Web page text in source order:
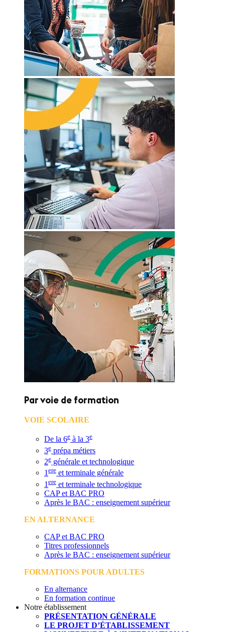
Par voie de formation
VOIE SCOLAIRE
De la 6e à la 3e
3e prépa métiers
2e générale et technologique
1 ere et terminale générale
1 ere et terminale technologique
CAP et BAC PRO
Après le BAC : enseignement supérieur
EN ALTERNANCE
CAP et BAC PRO
Titres professionnels
Après le BAC : enseignement supérieur
FORMATIONS POUR ADULTES
En alternance
En formation continue
Notre établissement
PRÉSENTATION GÉNÉRALE
LE PROJET D’ÉTABLISSEMENT